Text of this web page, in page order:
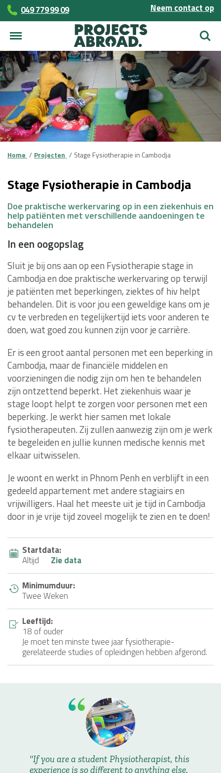
049 779 99 09 Neem contact op
Zoek
Home Projecten Stage Fysiotherapie in Cambodja
Stage Fysiotherapie in Cambodja
Doe praktische werkervaring op in een ziekenhuis en
help patiënten met verschillende aandoeningen te
behandelen
In een oogopslag
Sluit je bij ons aan op een Fysiotherapie stage in
Cambodja en doe praktische werkervaring op terwijl
je patiënten met beperkingen, ziektes of hiv helpt
behandelen. Dit is voor jou een geweldige kans om je
cv te verbreden en tegelijkertijd iets voor anderen te
doen, wat goed zou kunnen zijn voor je carrière.
Er is een groot aantal personen met een beperking in
Cambodja, maar de financiële middelen en
voorzieningen die nodig zijn om hen te behandelen
zijn ontzettend beperkt. Het ziekenhuis waar je
stage loopt helpt te zorgen voor personen met een
beperking. Je werkt hier samen met lokale
fysiotherapeuten. Zij zullen aanwezig zijn om je werk
te begeleiden en jullie kunnen medische kennis met
elkaar uitwisselen.
Je woont en werkt in Phnom Penh en verblijft in een
gedeeld appartement met andere stagiairs en
vrijwilligers. Haal het meeste uit je tijd in Cambodja
door in je vrije tijd zoveel mogelijk te zien en te doen!
Startdata:
Altijd
Zie data
Minimumduur:
Twee Weken
Leeftijd:
18 of ouder
Je moet ten minste twee jaar fysiotherapie-
gerelateerde studies of opleidingen hebben afgerond.
If you are a student Physiotherapist, this
experience is so different to anything else.